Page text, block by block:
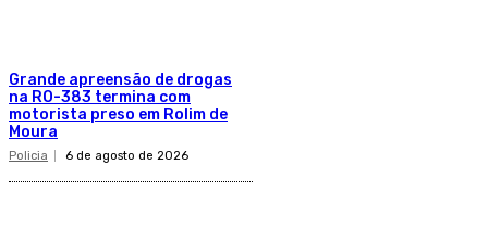
Grande apreensão de drogas
na RO-383 termina com
motorista preso em Rolim de
Moura
Policia 6 de agosto de 2026